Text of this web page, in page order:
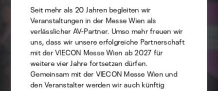
welche Sie davon zulassen möchten.
Technisch
Statistik
Marketing
Seit mehr als 20 Jahren begleiten wir
Veranstaltungen in der Messe Wien als
verlässlicher AV-Partner. Umso mehr freuen wir
uns, dass wir unsere erfolgreiche Partnerschaft
mit der VIECON Messe Wien ab 2027 für
weitere vier Jahre fortsetzen dürfen.
Gemeinsam mit der VIECON Messe Wien und
den Veranstalter werden wir auch künftig